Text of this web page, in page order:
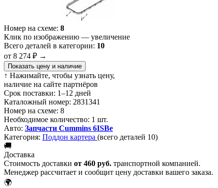
Номер на схеме: 8
Клик по изображению — увеличение
Всего деталей в категории: 10
от 8 274 ₽ →
Показать цену и наличие
↑ Нажимайте, чтобы узнать цену,
наличие на сайте партнёров
Срок поставки: 1–12 дней
Каталожный номер: 2831341
Номер на схеме: 8
Необходимое количество: 1 шт.
Авто: Запчасти Cummins 6ISBe
Категория: Поддон картера (всего деталей 10)
🚚
Доставка
Стоимость доставки от 460 руб. транспортной компанией.
Менеджер рассчитает и сообщит цену доставки вашего заказа.
🌍